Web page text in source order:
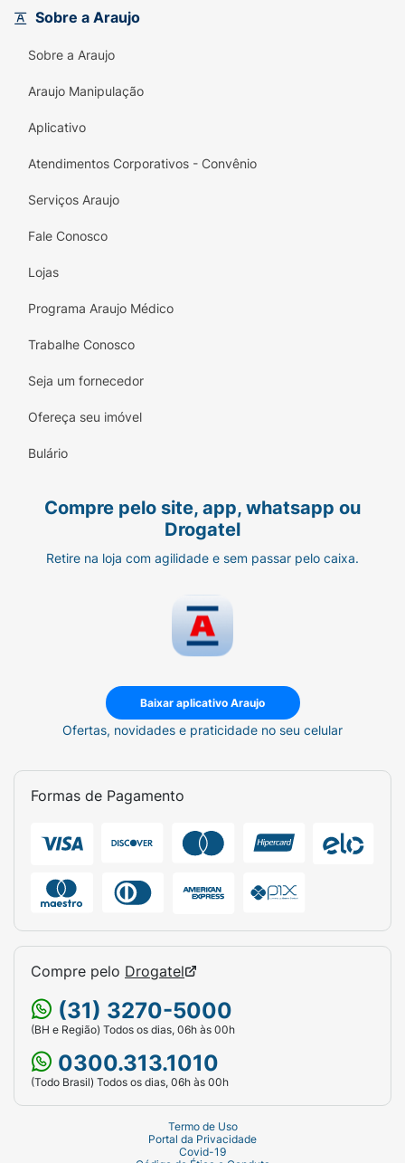
Sobre a Araujo
Sobre a Araujo
Araujo Manipulação
Aplicativo
Atendimentos Corporativos - Convênio
Serviços Araujo
Fale Conosco
Lojas
Programa Araujo Médico
Trabalhe Conosco
Seja um fornecedor
Ofereça seu imóvel
Bulário
Compre pelo site, app, whatsapp ou
Drogatel
Retire na loja com agilidade e sem passar pelo caixa.
Baixar aplicativo Araujo
Ofertas, novidades e praticidade no seu celular
Formas de Pagamento
Compre pelo Drogatel
(31) 3270-5000
(BH e Região) Todos os dias, 06h às 00h
0300.313.1010
(Todo Brasil) Todos os dias, 06h às 00h
Termo de Uso
Portal da Privacidade
Covid-19